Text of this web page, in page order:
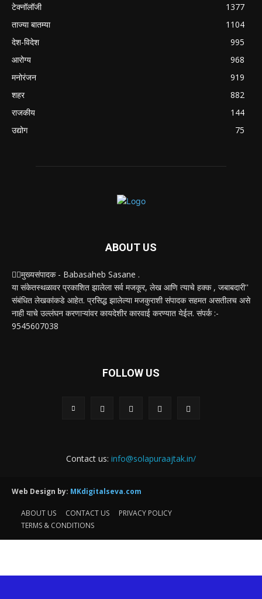
टेक्नॉलॉजी
1377
ताज्या बातम्या
1104
देश-विदेश
995
आरोग्य
968
मनोरंजन
919
शहर
882
राजकीय
144
उद्योग
75
ABOUT US
✍🏻मुख्यसंपादक - Babasaheb Sasane .
या संकेतस्थळावर प्रकाशित झालेला सर्व मजकूर, लेख आणि त्याचे हक्क , जबाबदारी''
संबंधित लेखकांकडे आहेत. प्रसिद्ध झालेल्या मजकुराशी संपादक सहमत असतीलच असे
नाही याचे उल्लंघन करणाऱ्यांवर कायदेशीर कारवाई करण्यात येईल. संपर्क :-
9545607038
FOLLOW US
Contact us: info@solapuraajtak.in/
Web Design by: MKdigitalseva.com
ABOUT US CONTACT US
PRIVACY POLICY
TERMS & CONDITIONS